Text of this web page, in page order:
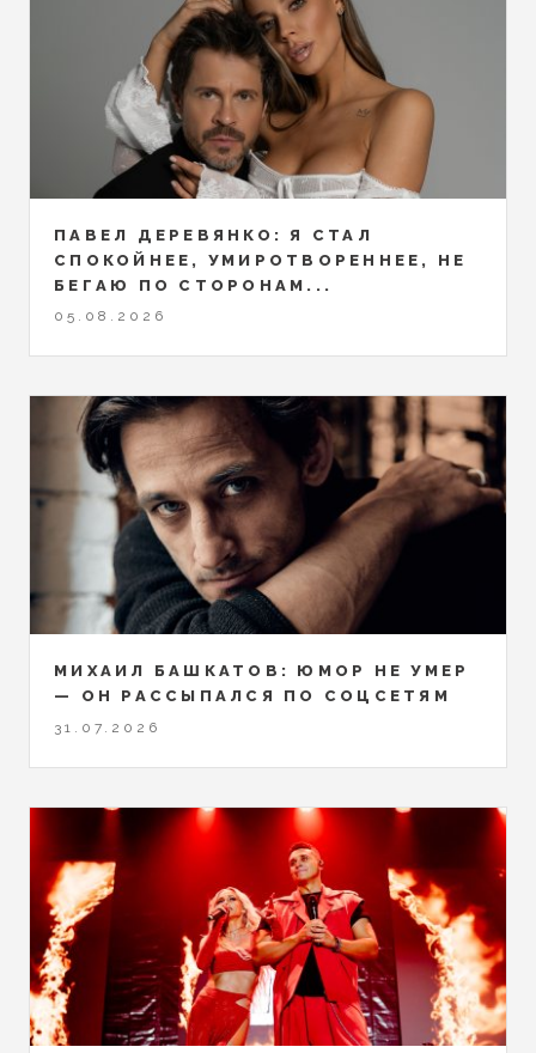
ПАВЕЛ ДЕРЕВЯНКО: Я СТАЛ
СПОКОЙНЕЕ, УМИРОТВОРЕННЕЕ, НЕ
БЕГАЮ ПО СТОРОНАМ...
05.08.2026
МИХАИЛ БАШКАТОВ: ЮМОР НЕ УМЕР
— ОН РАССЫПАЛСЯ ПО СОЦСЕТЯМ
31.07.2026